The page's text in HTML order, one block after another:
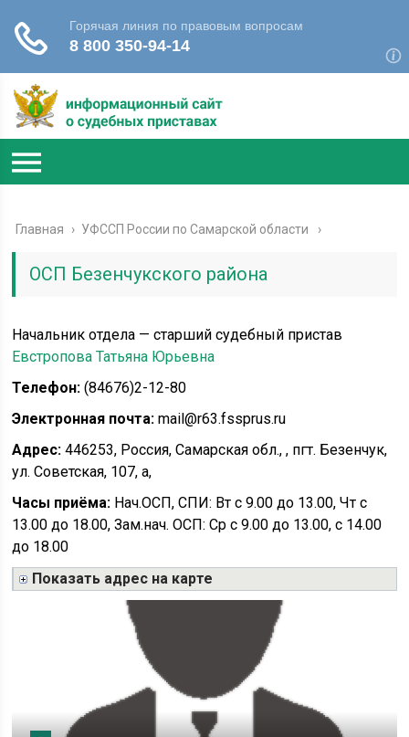
Главная › УФССП России по Самарской области
ОСП Безенчукского района
Начальник отдела — старший судебный пристав
Евстропова Татьяна Юрьевна
Телефон: (84676)2-12-80
Электронная почта: mail@r63.fssprus.ru
Адрес: 446253, Россия, Самарская обл., , пгт. Безенчук,
ул. Советская, 107, а,
Часы приёма: Нач.ОСП, СПИ: Вт с 9.00 до 13.00, Чт с
13.00 до 18.00, Зам.нач. ОСП: Ср с 9.00 до 13.00, с 14.00
до 18.00
Показать адрес на карте